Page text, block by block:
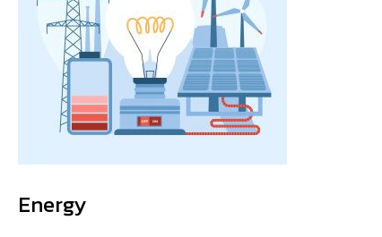
Energy